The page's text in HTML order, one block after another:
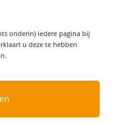
onderin) iedere pagina bij
u deze te hebben